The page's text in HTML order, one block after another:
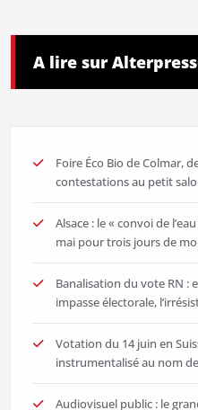
A lire sur
Foire Éco Bio de Colmar,
contestations au petit
Alsace : le « convoi de
mai pour trois jours de
Banalisation du vote RN :
impasse électorale,
Votation du 14 juin en
instrumentalisé au nom
Audiovisuel public : le